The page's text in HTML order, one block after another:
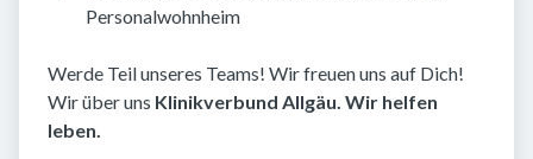
Personalwohnheim
Werde Teil unseres Teams! Wir freuen uns auf Dich!
Wir über uns Klinikverbund Allgäu. Wir helfen
leben.